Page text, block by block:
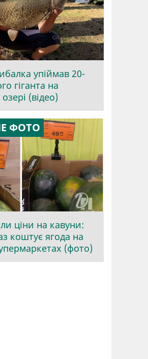
упіймав 20-
гіганта на
(відео)
ФОТО
ціни на кавуни:
коштує ягода на
(фото)